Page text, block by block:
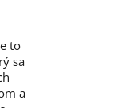
to
sa
a